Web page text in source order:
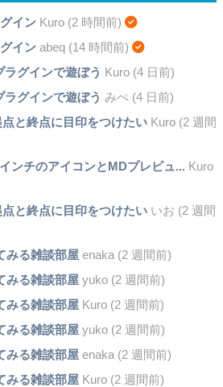
インKuro (2 時間前)
インabeq (14 時間前)
ラグインで遊ぼう Kuro (4 日前)
ラグインで遊ぼう みぺ (4 日前)
と終点に目印をつけたいKuro (2 週間
ンチのアイコンとMDプレビュ... Kuro
と終点に目印をつけたいいお (2 週間
みる雑談部屋enaka (2 週間前)
みる雑談部屋yuko (2 週間前)
みる雑談部屋Kuro (2 週間前)
みる雑談部屋yuko (2 週間前)
みる雑談部屋enaka (2 週間前)
みる雑談部屋Kuro (2 週間前)